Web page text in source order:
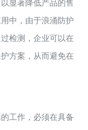
显著降低产品的售
中，由于浪涌防护
检测，企业可以在
方案，从而避免在
工作，必须在具备